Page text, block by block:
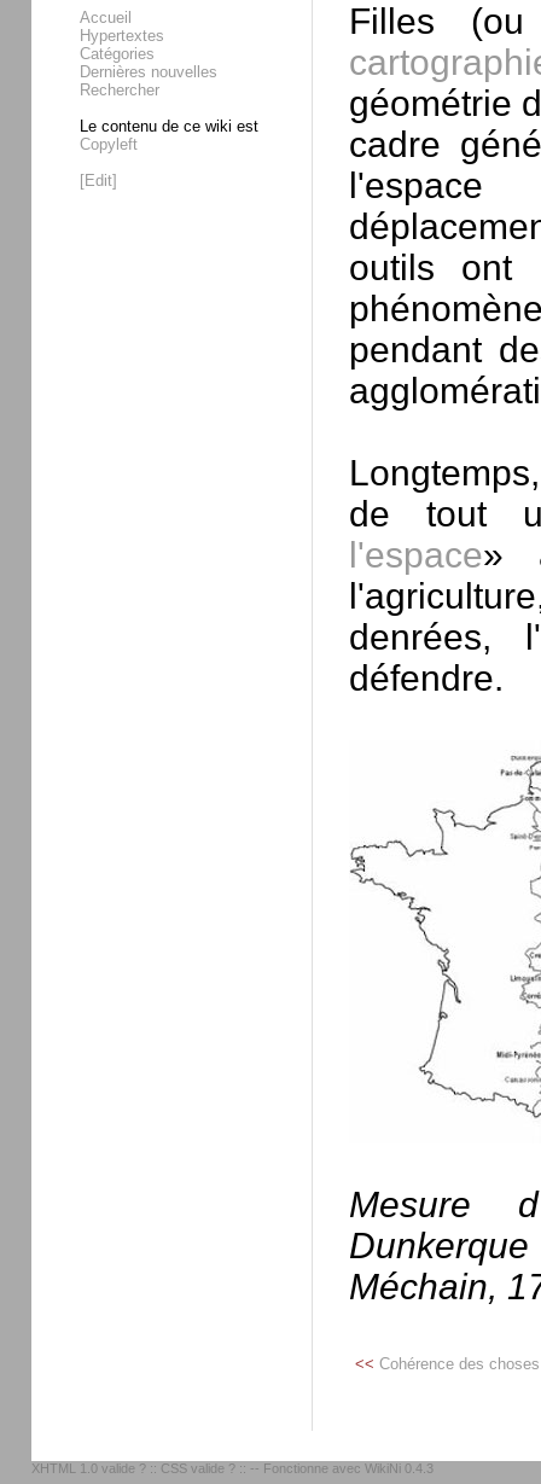
Accueil
Hypertextes
Catégories
Dernières nouvelles
Rechercher
Le contenu de ce wiki est
Copyleft
[Edit]
Filles
géométrie
cadre
outils ont
pendant
de tout
l'espace»
denrées,
défendre.
Mesure
Méchain,
<< Cohérence des choses
XHTML 1.0 valide ? :: CSS valide ? :: -- Fonctionne avec WikiNi 0.4.3